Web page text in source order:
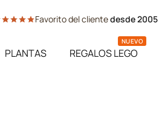
Favorito del clientedesde 2005
PLANTAS REGALOS LEGO
NUEVO